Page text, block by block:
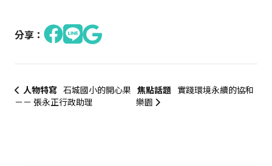
分享：
人物特寫 石城國小的開心果
－－ 張永正行政助理
焦點話題 實踐環境永續的協和
樂園